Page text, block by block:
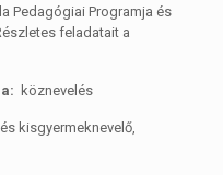
Pedagógiai Programja és
feladatait a
köznevelés
kisgyermeknevelő,